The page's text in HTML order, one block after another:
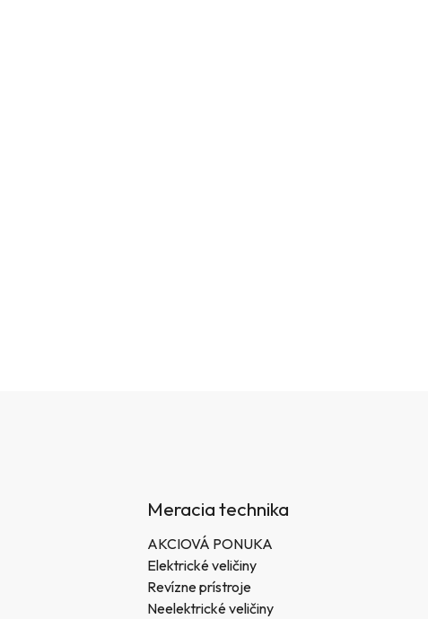
Meracia technika
AKCIOVÁ PONUKA
Elektrické veličiny
Revízne prístroje
Neelektrické veličiny